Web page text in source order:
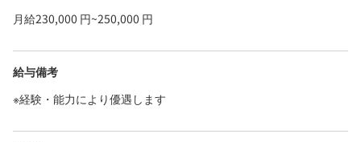
月給230,000 円~250,000 円
給与備考
※経験・能力により優遇します